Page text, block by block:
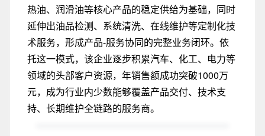
热油、润滑油等核心产品的稳定供给为基础，同时
延伸出油品检测、系统清洗、在线维护等定制化技
术服务，形成产品-服务协同的完整业务闭环。依
托这一模式，该企业逐步积累汽车、化工、电力等
领域的头部客户资源，年销售额成功突破1000万
元，成为行业内少数能够覆盖产品交付、技术支
持、长期维护全链路的服务商。